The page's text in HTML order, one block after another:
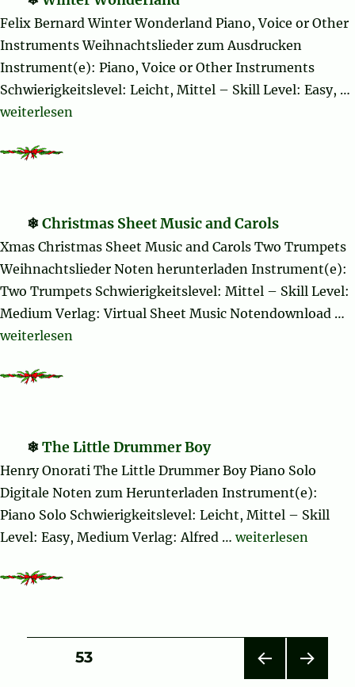
Felix Bernard Winter Wonderland Piano, Voice or Other
Instruments Weihnachtslieder zum Ausdrucken
Instrument(e): Piano, Voice or Other Instruments
Schwierigkeitslevel: Leicht, Mittel – Skill Level: Easy, …
„Winter Wonderland“
weiterlesen
Christmas Sheet Music and Carols
Xmas Christmas Sheet Music and Carols Two Trumpets
Weihnachtslieder Noten herunterladen Instrument(e):
Two Trumpets Schwierigkeitslevel: Mittel – Skill Level:
Medium Verlag: Virtual Sheet Music Notendownload …
„Christmas Sheet Music and Carols“
weiterlesen
The Little Drummer Boy
Henry Onorati The Little Drummer Boy Piano Solo
Digitale Noten zum Herunterladen Instrument(e):
Piano Solo Schwierigkeitslevel: Leicht, Mittel – Skill
Level: Easy, Medium Verlag: Alfred …„The Little
weiterlesen
Seitennummerierung
SEITE53